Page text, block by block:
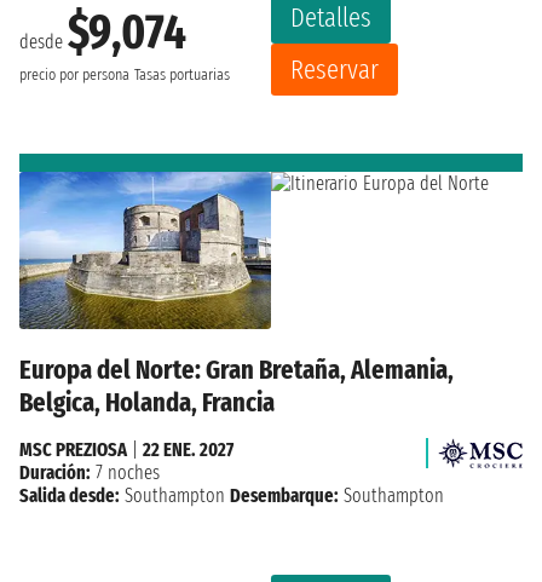
desde $9,074
precio por persona Tasas portuarias
Detalles
Reservar
Europa del Norte: Gran Bretaña, Alemania,
Belgica, Holanda, Francia
MSC PREZIOSA| 22 ENE. 2027
Duración: 7 noches
Salida desde: Southampton Desembarque: Southampton